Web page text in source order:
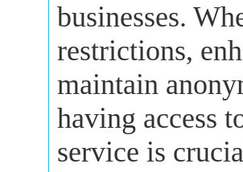
businesses.
restrictions,
maintain
having access
service is